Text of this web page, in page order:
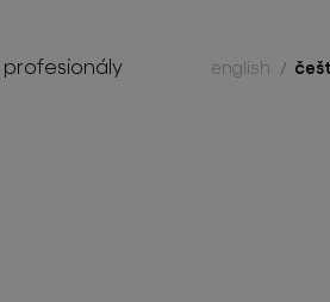
english